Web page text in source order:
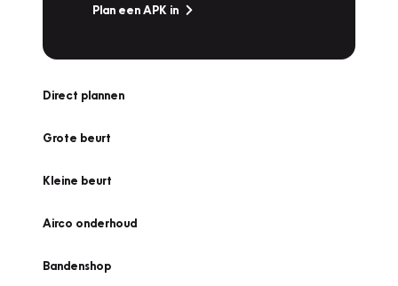
Plan een APK in
Direct plannen
Grote beurt
Kleine beurt
Airco onderhoud
Bandenshop